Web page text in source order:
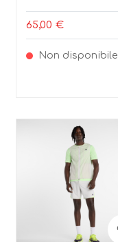
65,00 €
Non disponibile